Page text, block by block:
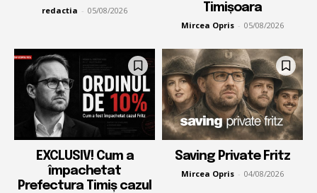
redactia - 05/08/2026
Timișoara
Mircea Opris - 05/08/2026
EXCLUSIV! Cum a
împachetat
Prefectura Timiș cazul
Saving Private Fritz
Mircea Opris - 04/08/2026